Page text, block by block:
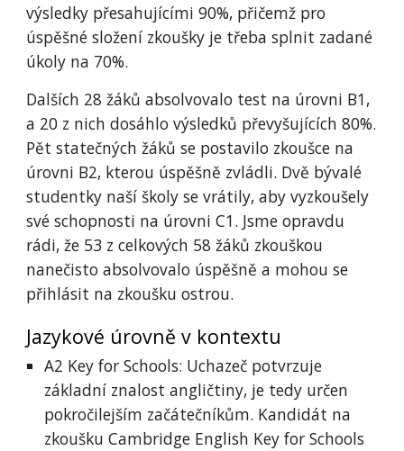
výsledky přesahujícími 90%, přičemž pro
úspěšné složení zkoušky je třeba splnit zadané
úkoly na 70%.
Dalších 28 žáků absolvovalo test na úrovni B1,
a 20 z nich dosáhlo výsledků převyšujících 80%.
Pět statečných žáků se postavilo zkoušce na
úrovni B2, kterou úspěšně zvládli. Dvě bývalé
studentky naší školy se vrátily, aby vyzkoušely
své schopnosti na úrovni C1. Jsme opravdu
rádi, že 53 z celkových 58 žáků zkouškou
nanečisto absolvovalo úspěšně a mohou se
přihlásit na zkoušku ostrou.
Jazykové úrovně v kontextu
A2 Key for Schools: Uchazeč potvrzuje
základní znalost angličtiny, je tedy určen
pokročilejším začátečníkům. Kandidát na
zkoušku Cambridge English Key for Schools